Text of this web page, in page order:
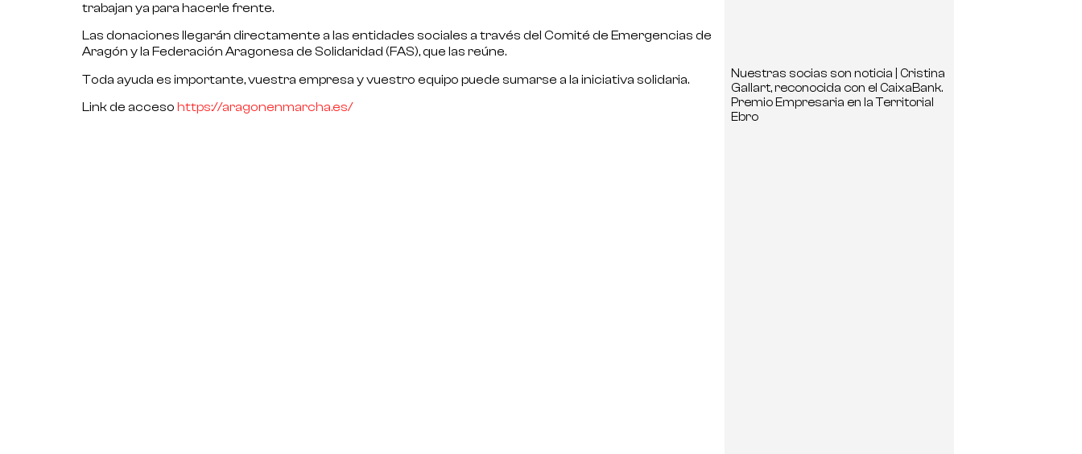
trabajan ya para hacerle frente.
Las donaciones llegarán directamente a las entidades sociales a través del Comité de Emergencias de
Aragón y la Federación Aragonesa de Solidaridad (FAS), que las reúne.
Toda ayuda es importante, vuestra empresa y vuestro equipo puede sumarse a la iniciativa solidaria.
Link de acceso https://aragonenmarcha.es/
Nuestras socias son noticia | Cristina
Gallart, reconocida con el CaixaBank.
Premio Empresaria en la Territorial
Ebro